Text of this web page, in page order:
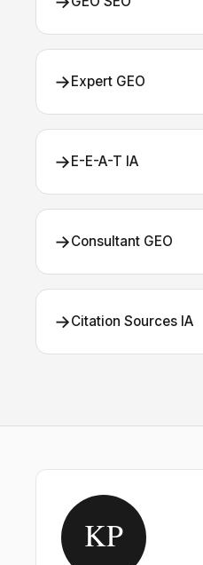
→Expert GEO
→E-E-A-T IA
→Consultant GEO
→Citation Sources IA
KP